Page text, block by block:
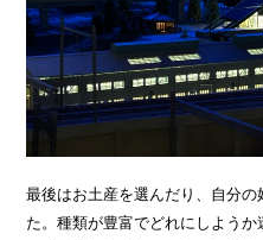
最後はお土産を選んだり、自分
た。種類が豊富でどれにしよう